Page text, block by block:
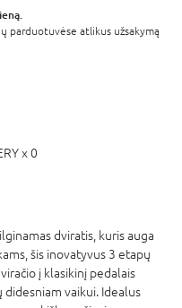
parduotuvėse atlikus užsakymą
x 0
dviratis, kuris auga
šis inovatyvus 3 etapų
į klasikinį pedalais
vaikui. Idealus